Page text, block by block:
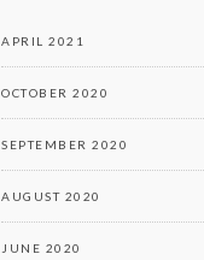
APRIL 2021
OCTOBER 2020
SEPTEMBER 2020
AUGUST 2020
JUNE 2020